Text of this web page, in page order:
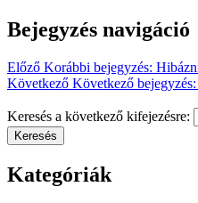
Bejegyzés navigáció
Előző Korábbi bejegyzés:
Következő Következő bejegyzés:
Keresés a következő kifejezésre:
Keresés
Kategóriák